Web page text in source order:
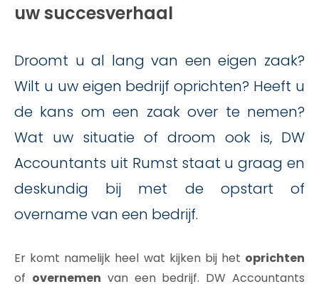
uw succesverhaal
Droomt u al lang van een eigen zaak?
Wilt u uw eigen bedrijf oprichten? Heeft u
de kans om een zaak over te nemen?
Wat uw situatie of droom ook is, DW
Accountants uit Rumst staat u graag en
deskundig bij met de opstart of
overname van een bedrijf.
Er komt namelijk heel wat kijken bij het oprichten
of overnemen van een bedrijf. DW Accountants